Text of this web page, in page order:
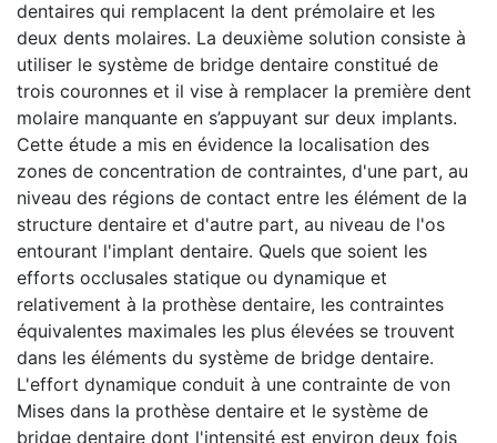
dentaires qui remplacent la dent prémolaire et les
deux dents molaires. La deuxième solution consiste à
utiliser le système de bridge dentaire constitué de
trois couronnes et il vise à remplacer la première dent
molaire manquante en s’appuyant sur deux implants.
Cette étude a mis en évidence la localisation des
zones de concentration de contraintes, d'une part, au
niveau des régions de contact entre les élément de la
structure dentaire et d'autre part, au niveau de l'os
entourant l'implant dentaire. Quels que soient les
efforts occlusales statique ou dynamique et
relativement à la prothèse dentaire, les contraintes
équivalentes maximales les plus élevées se trouvent
dans les éléments du système de bridge dentaire.
L'effort dynamique conduit à une contrainte de von
Mises dans la prothèse dentaire et le système de
bridge dentaire dont l'intensité est environ deux fois